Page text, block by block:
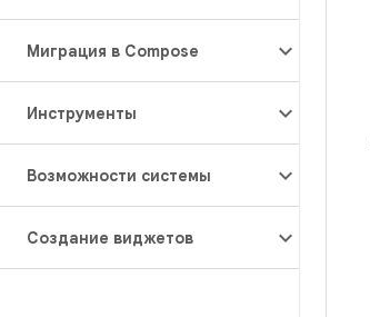
Миграция в Compose
Инструменты
Возможности системы
Создание виджетов